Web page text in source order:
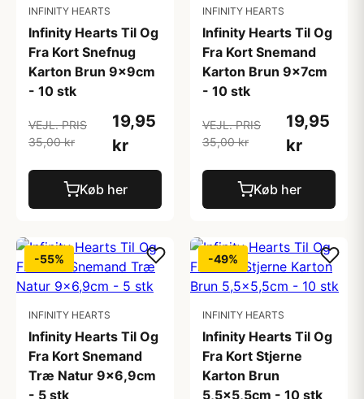
INFINITY HEARTS
Infinity Hearts Til Og
Fra Kort Snefnug
Karton Brun 9x9cm
- 10 stk
VEJL. PRIS
35,00 kr
19,95
kr
Køb her
INFINITY HEARTS
Infinity Hearts Til Og
Fra Kort Snemand
Karton Brun 9x7cm
- 10 stk
VEJL. PRIS
35,00 kr
19,95
kr
Køb her
-55%
INFINITY HEARTS
Infinity Hearts Til Og
Fra Kort Snemand
Træ Natur 9x6,9cm
- 5 stk
-49%
INFINITY HEARTS
Infinity Hearts Til Og
Fra Kort Stjerne
Karton Brun
5,5x5,5cm - 10 stk